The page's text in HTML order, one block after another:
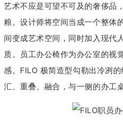
艺术不应是可望不可及的奢侈品
粮。设计师将空间当成一个整体
间变成艺术空间，同时加入现代
质。员工办公椅作为办公室的视
感。FILO 极简造型勾勒出冷冽
汇、重叠、融合，与一侧的办工